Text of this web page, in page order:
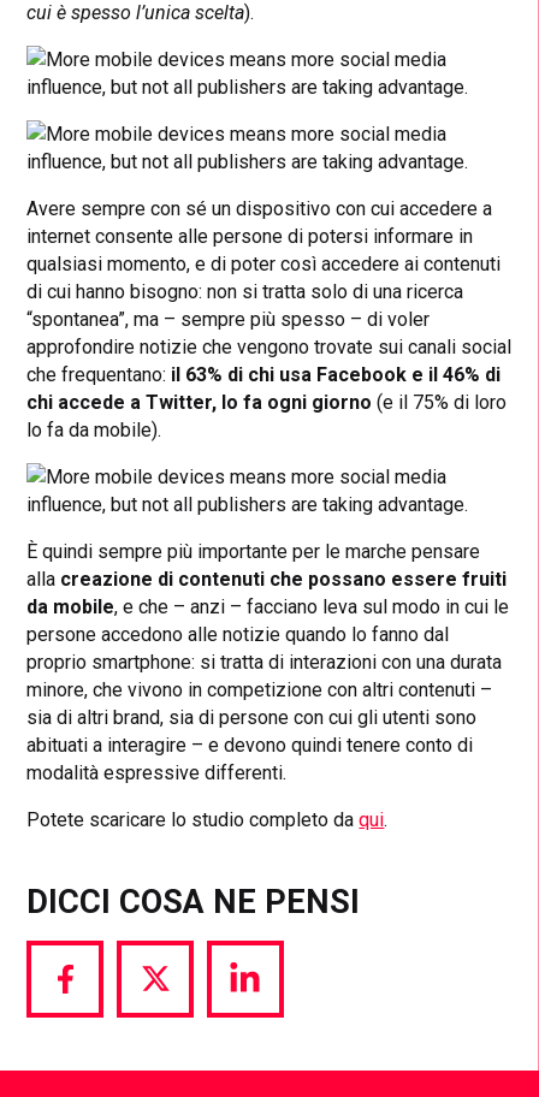
cui è spesso l’unica scelta).
Avere sempre con sé un dispositivo con cui accedere a
internet consente alle persone di potersi informare in
qualsiasi momento, e di poter così accedere ai contenuti
di cui hanno bisogno: non si tratta solo di una ricerca
“spontanea”, ma – sempre più spesso – di voler
approfondire notizie che vengono trovate sui canali social
che frequentano: il 63% di chi usa Facebook e il 46% di
chi accede a Twitter, lo fa ogni giorno(e il 75% di loro
lo fa da mobile).
È quindi sempre più importante per le marche pensare
alla creazione di contenuti che possano essere fruiti
da mobile, e che – anzi – facciano leva sul modo in cui le
persone accedono alle notizie quando lo fanno dal
proprio smartphone: si tratta di interazioni con una durata
minore, che vivono in competizione con altri contenuti –
sia di altri brand, sia di persone con cui gli utenti sono
abituati a interagire – e devono quindi tenere conto di
modalità espressive differenti.
Potete scaricare lo studio completo daqui.
DICCI COSA NE PENSI
Share
via
Share
via
Share
via